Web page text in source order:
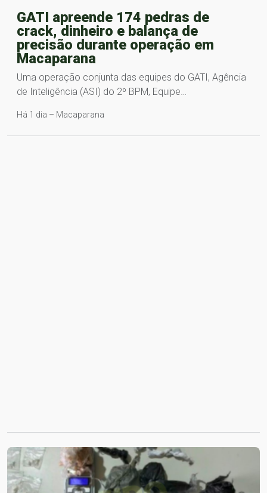
GATI apreende 174 pedras de
crack, dinheiro e balança de
precisão durante operação em
Macaparana
Uma operação conjunta das equipes do GATI, Agência
de Inteligência (ASI) do 2º BPM, Equipe…
Há 1 dia – Macaparana